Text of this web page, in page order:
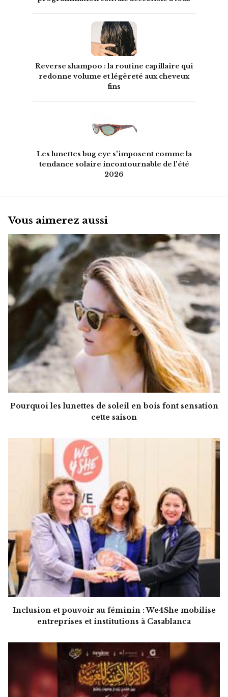
Reverse shampoo : la routine capillaire qui
redonne volume et légèreté aux cheveux
fins
Les lunettes bug eye s'imposent comme la
tendance solaire incontournable de l'été
2026
Vous aimerez aussi
Pourquoi les lunettes de soleil en bois font sensation
cette saison
Inclusion et pouvoir au féminin : We4She mobilise
entreprises et institutions à Casablanca